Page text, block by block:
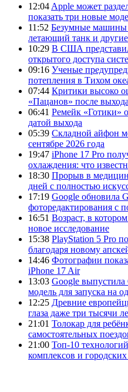
12:04 Apple может
показать три новые
11:52 Безумные
летающий танк и
10:29 В США
открытого доступа
09:16 Ученые
потепления в Тихом
07:44 Критики высоко
«Пацанов» после
06:41 Ремейк «Готики»
датой выхода
05:39 Складной айфон
сентябре 2026 года
19:47 iPhone 17 Pro
охлаждения: что
18:30 Прорыв в
дней с полностью
17:19 Google обновила
фоторедактирования
16:51 Возраст, в
новое исследование
15:38 PlayStation 5 Pro
благодаря новому
14:46 Фотографии
iPhone 17 Air
13:03 Google
модель для запуска на
12:25 Древние
глаза даже три тысячи
21:01 Толокар для
самостоятельных
21:00 Топ-10
комплексов и